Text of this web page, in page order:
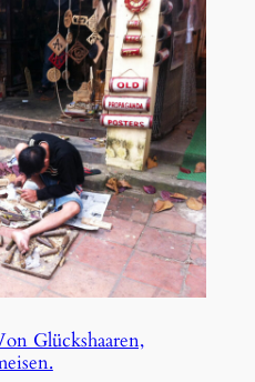
Glückshaaren,